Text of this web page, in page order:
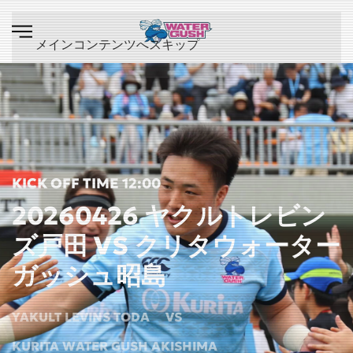
メインコンテンツへスキップ
KICK OFF TIME 12:00
20260426 ヤクルトレビン
ズ戸田 VS クリタウォーター
ガッシュ昭島
YAKULT LEVINS TODA
VS
KURITA WATER GUSH AKISHIMA